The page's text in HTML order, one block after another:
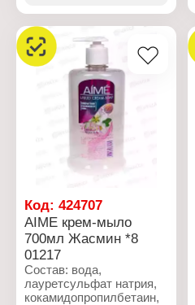
соль ЭДТА, лимонная
кислота.
Характеристики:
Производитель: Шанте
Торговая марка: AIME
Тип товара: Жидкое
Название: "Зеленый чай"
Объем: 300 мл
Код: 424707
AIME крем-мыло
700мл Жасмин *8
01217
Состав: вода,
лауретсульфат натрия,
кокамидопропилбетаин,